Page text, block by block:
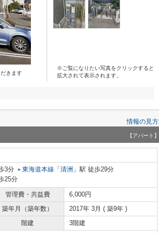
きます
※ご覧になりたい写真をクリックすると
拡大されて表示されます。
情報の見方
【アパート】
3分 東海道本線 「 清洲 」駅 徒歩29分
25分
管理費・共益費
6,000円
築年月（築年数）
2017年 3月 ( 築9年 )
階建 3階建